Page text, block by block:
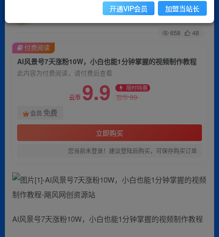
关注 私信
658 48
AI风景号7天涨粉10W，小白也能1分钟掌握的视频制作教程
此内容为付费阅读，请付费后查看
云币 9.9 限时特惠
云币99
会员 免费
立即购买
您当前未登录！建议登陆后购买，可保存购买订单
付费阅读
AI风景号7天涨粉10W，小白也能1分钟掌握的视频制作教程
开通VIP会员 加盟当站长